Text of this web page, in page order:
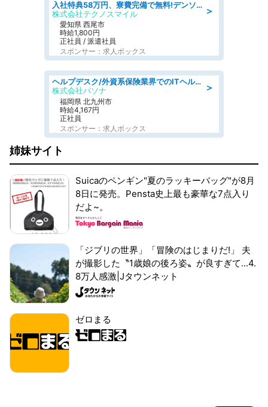
＞
入社特典58万円、寮費完備で無料!デンソーで働こう!自動車工場で小型部品の検査業務 denso aichi
株式会社テクノスマイル
愛知県 西尾市
時給1,800円
正社員 / 派遣社員
スポンサー：求人ボックス
＞
ヘルプデスク/外資系保険業界でのITヘルプデスク業務/駅近/即日勤務可/ヘルプデスク
株式会社パソナ
福岡県 北九州市
時給4,167円
正社員
スポンサー：求人ボックス
姉妹サイト
Suicaのペンギン"夏のラッキーバッグ"が8月
8日に発売。Pensta史上最も豪華な7点入り
だよ~。
「ジブリの世界」「冒険のはじまりだ!」 夫
が撮影した〝1歳娘の後ろ姿〟が良すぎて...4.
8万人感激|Jタウンネット
ゼロまる